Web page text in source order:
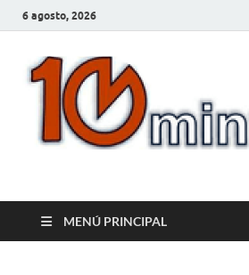
6 agosto, 2026
MENÚ PRINCIPAL